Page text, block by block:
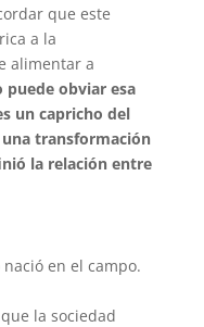
que este
a la
alimentar a
puede obviar esa
un capricho del
transformación
la relación entre
en el campo.
la sociedad